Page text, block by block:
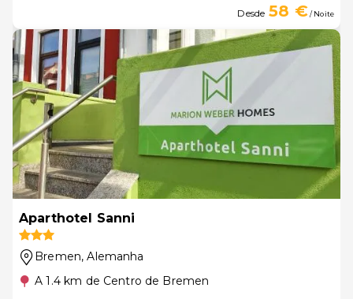
Desde 58 €/ Noite
Aparthotel Sanni
Bremen, Alemanha
A 1.4 km de Centro de Bremen